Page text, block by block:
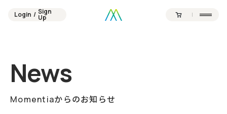
Login / Sign
Up
Login / Sign
Up
Products
Campaign
Journal
News
Point
Support
News
Momentiaからのお知らせ